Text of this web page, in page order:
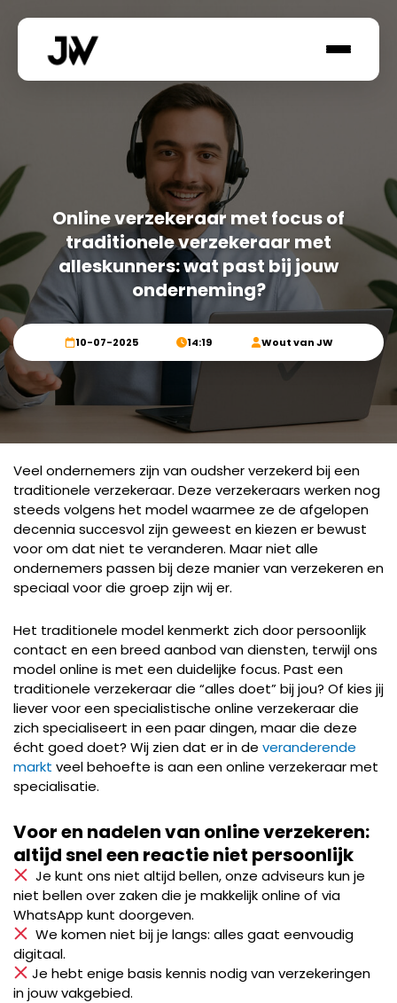
naar
Online verzekeraar met focus of
traditionele verzekeraar met
alleskunners: wat past bij jouw
onderneming?
10-07-2025 14:19 Wout van JW
Veel ondernemers zijn van oudsher verzekerd bij een
traditionele verzekeraar. Deze verzekeraars werken nog
steeds volgens het model waarmee ze de afgelopen
decennia succesvol zijn geweest en kiezen er bewust
voor om dat niet te veranderen. Maar niet alle
ondernemers passen bij deze manier van verzekeren en
speciaal voor die groep zijn wij er.
Het traditionele model kenmerkt zich door persoonlijk
contact en een breed aanbod van diensten, terwijl ons
model online is met een duidelijke focus. Past een
traditionele verzekeraar die “alles doet” bij jou? Of kies jij
liever voor een specialistische online verzekeraar die
zich specialiseert in een paar dingen, maar die deze
écht goed doet? Wij zien dat er in de veranderende
markt veel behoefte is aan een online verzekeraar met
specialisatie.
Voor en nadelen van online verzekeren:
altijd snel een reactie niet persoonlijk
Je kunt ons niet altijd bellen, onze adviseurs kun je
niet bellen over zaken die je makkelijk online of via
WhatsApp kunt doorgeven.
We komen niet bij je langs: alles gaat eenvoudig
digitaal.
Je hebt enige basis kennis nodig van verzekeringen
in jouw vakgebied.